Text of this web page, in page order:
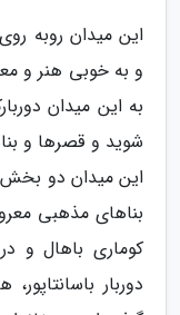
این میدان روبه
و به خوبی هنر و
به این میدان
این میدان دو بخش
بناهای مذهبی
کوماری باهال و
دوربار